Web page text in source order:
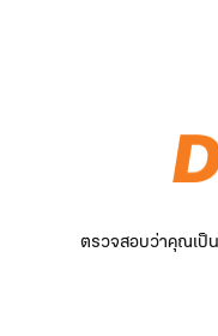
ตรวจสอบว่าคุณเป็